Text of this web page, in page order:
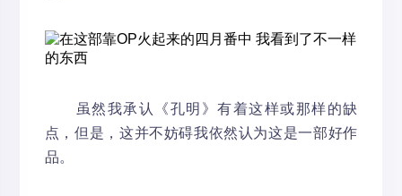
虽然我承认《孔明》有着这样或那样的缺
点，但是，这并不妨碍我依然认为这是一部好作
品。